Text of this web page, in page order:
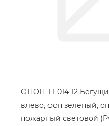
ОПОП Т1-014-12
влево, фон зеленый,
пожарный световой